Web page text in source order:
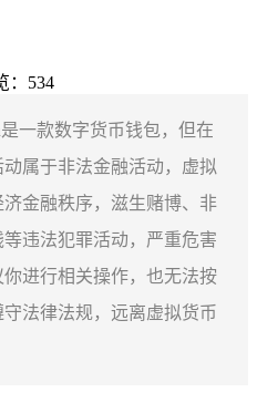
：534
一款数字货币钱包，但在
属于非法金融活动，虚拟
金融秩序，滋生赌博、非
违法犯罪活动，严重危害
进行相关操作，也无法按
法律法规，远离虚拟货币